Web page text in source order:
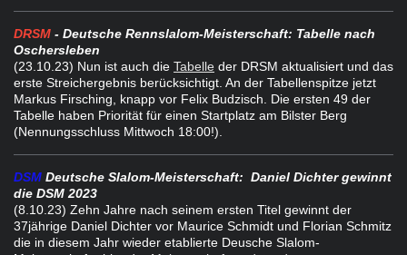
DRSM - Deutsche Rennslalom-Meisterschaft: Tabelle nach
Oschersleben
(23.10.23) Nun ist auch die Tabelle der DRSM aktualisiert und das
erste Streichergebnis berücksichtigt. An der Tabellenspitze jetzt
Markus Firsching, knapp vor Felix Budzisch. Die ersten 49 der
Tabelle haben Priorität für einen Startplatz am Bilster Berg
(Nennungsschluss Mittwoch 18:00!).
DSM Deutsche Slalom-Meisterschaft: Daniel Dichter gewinnt
die DSM 2023
(8.10.23) Zehn Jahre nach seinem ersten Titel gewinnt der
37jährige Daniel Dichter vor Maurice Schmidt und Florian Schmitz
die in diesem Jahr wieder etablierte Deusche Slalom-